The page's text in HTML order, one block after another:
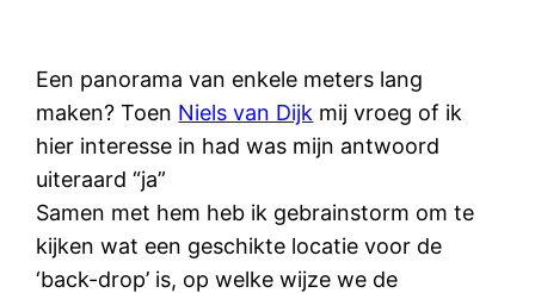
Een panorama van enkele meters lang
maken? Toen Niels van Dijk mij vroeg of ik
hier interesse in had was mijn antwoord
uiteraard “ja”
Samen met hem heb ik gebrainstorm om te
kijken wat een geschikte locatie voor de
‘back-drop’ is, op welke wijze we de